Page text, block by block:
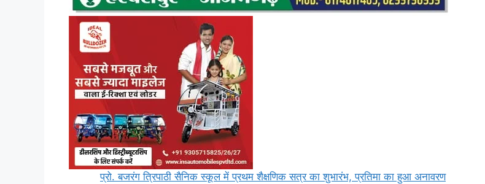
प्रो. बजरंग त्रिपाठी सैनिक स्कूल में प्रथम शैक्षणिक सत्र का शुभारंभ, प्रतिमा का हुआ अनावरण